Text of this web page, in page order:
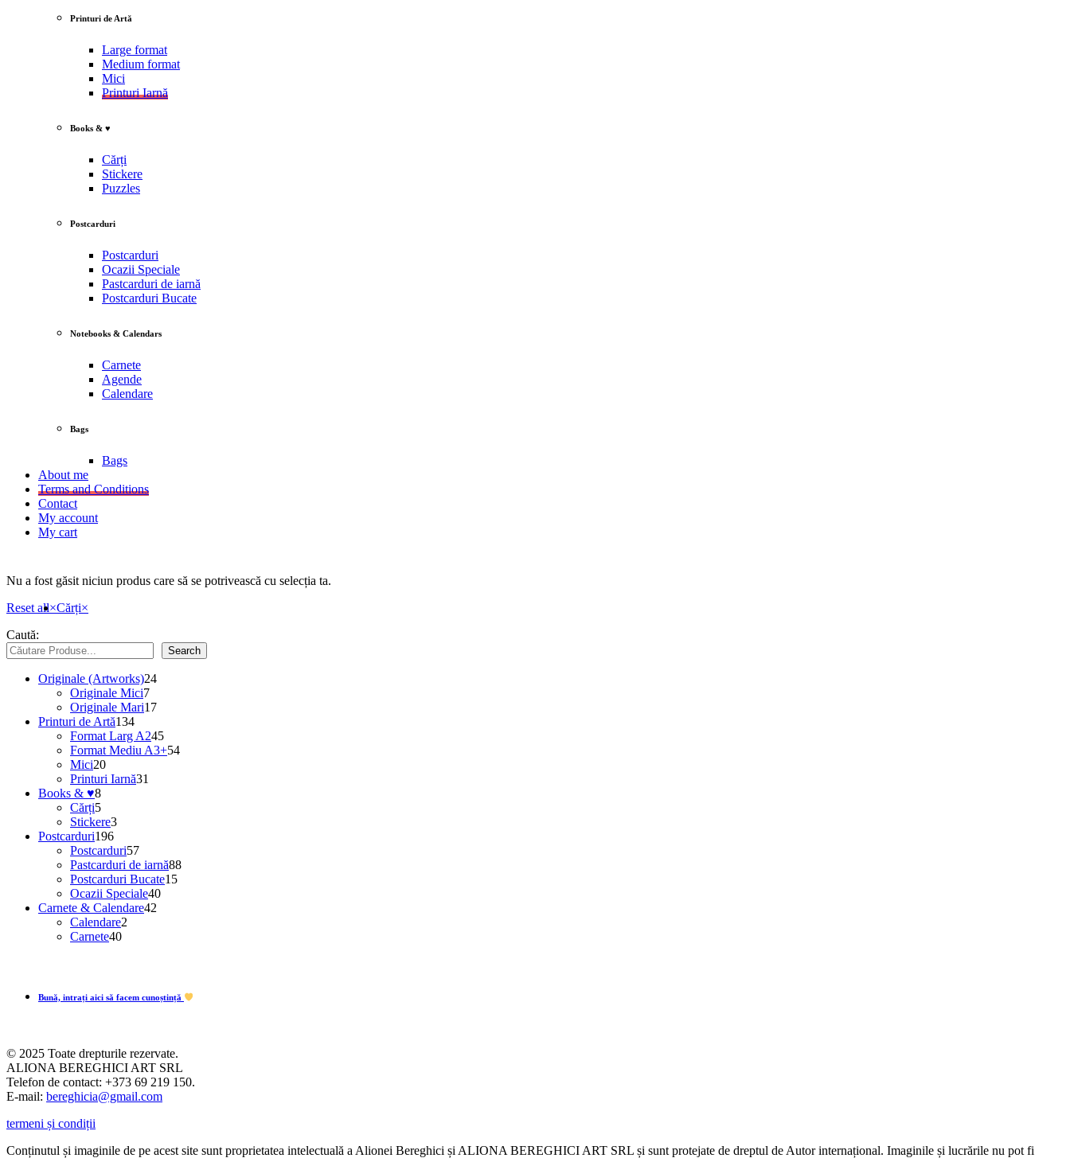
Printuri de Artă
Large format
Medium format
Mici
Printuri Iarnă
Books & ♥
Cărți
Stickere
Puzzles
Postcarduri
Postcarduri
Ocazii Speciale
Pastcarduri de iarnă
Postcarduri Bucate
Notebooks & Calendars
Carnete
Agende
Calendare
Bags
Bags
About me
Terms and Conditions
Contact
My account
My cart
Nu a fost găsit niciun produs care să se potrivească cu selecția ta.
Reset all×Cărți×
Caută:
Search
Originale (Artworks)2424
produse
Originale Mici77
produse
Originale Mari1717
Printuri de Artă134134
de
produse
Format Larg A24545
de
Format Mediu A3+5454
Mici2020
de
Printuri Iarnă31
Books & ♥88
produse
Cărți55
produse
Stickere33
Postcarduri196196
de
produse
Postcarduri5757
de
produse
Pastcarduri de iarnă8888
Postcarduri Bucate1515
Ocazii Speciale4040
Carnete & Calendare42
Calendare2
Carnete4040
Bună, intrați aici să facem cunoștință
© 2025 Toate drepturile rezervate.
ALIONA BEREGHICI ART SRL
Telefon de contact: +373 69 219 150.
E-mail: bereghicia@gmail.com
termeni și condiții
Conținutul și imaginile de pe acest site sunt proprietatea intelectuală a Alionei Bereghici și ALIONA BEREGHICI ART SRL și sunt protejate de dreptul de Autor internațional. Imaginile și lucrările nu pot fi